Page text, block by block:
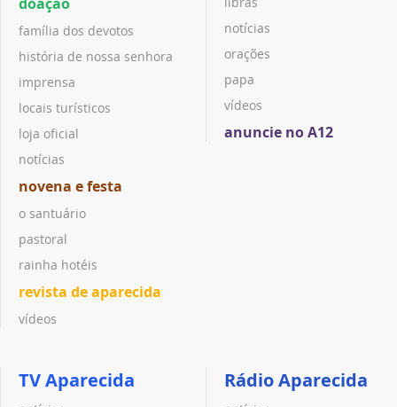
família dos devotos
história de nossa senhora
imprensa
locais turísticos
loja oficial
notícias
novena e festa
o santuário
pastoral
rainha hotéis
revista de aparecida
vídeos
notícias
orações
papa
vídeos
anuncie no A12
TV Aparecida Rádio Aparecida